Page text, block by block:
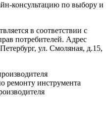
консультацию по выбору и
в соответствии с
потребителей. Адрес
ул. Смоляная, д.15,
ремонту инструмента